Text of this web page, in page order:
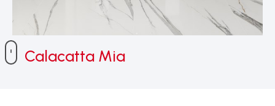
Calacatta Mia